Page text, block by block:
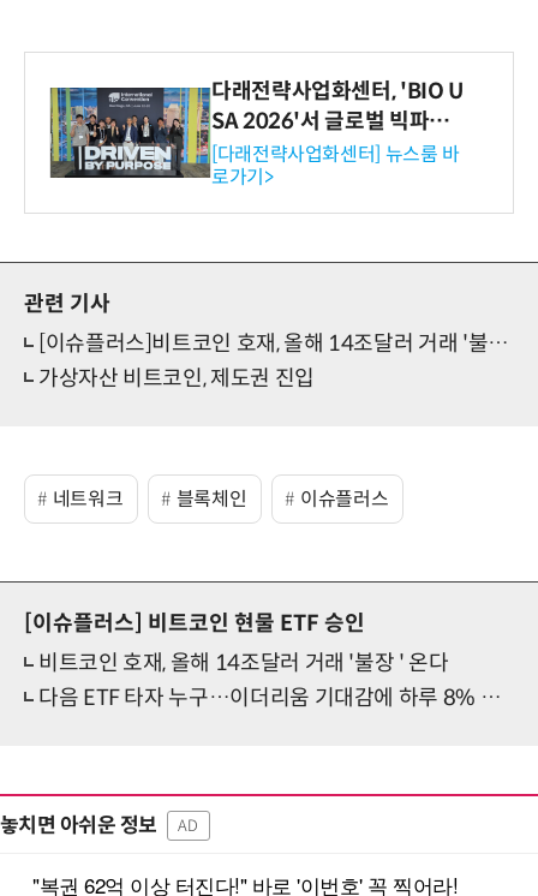
다래전략사업화센터, 'BIO U
SA 2026'서 글로벌 빅파마
와의 비즈니스 미팅 지원…K
-바이오 해외 진출 교두보 확
보
[다래전략사업화센터] 뉴스룸 바
로가기>
관련 기사
[이슈플러스]비트코인 호재, 올해 14조달러 거래 '불장 ' 온다
가상자산 비트코인, 제도권 진입
네트워크 블록체인 이슈플러스
[이슈플러스] 비트코인 현물 ETF 승인
비트코인 호재, 올해 14조달러 거래 '불장 ' 온다
다음 ETF 타자 누구…이더리움 기대감에 하루 8% 상승
놓치면 아쉬운 정보 AD